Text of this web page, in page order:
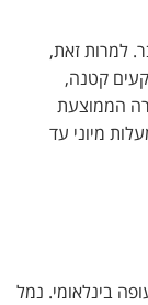
למרות זאת,
קטנה,
הממוצעת
החורף היא 3-6 מעלות, לעומת 20-24 מעלות מיוני עד
בינלאומי. נמל